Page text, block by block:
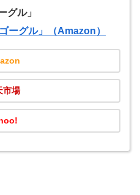
グル」
ーグル」（Amazon）
市場